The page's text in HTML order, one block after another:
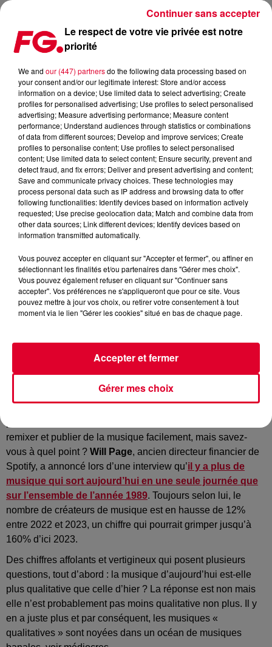
LA CROISSANCE INFINIE DE LA PRODUCTION MUSICALE
Publié : 20 novembre 2024 à 16h01 par Jean-Baptiste
BLANDIN
Musique
La croissance infinie de la production musicale.
remixer et publier de la musique facilement, mais savez-
vous à quel point ? Will Page, ancien directeur financier de
Spotify, a annoncé lors d’une interview qu’il y a plus de
musique qui sort aujourd’hui en une seule journée que
sur l’ensemble de l’année 1989. Toujours selon lui, le
nombre de créateurs de musique est en hausse de 12%
entre 2022 et 2023, un chiffre qui pourrait grimper jusqu’à
160% d’ici 2023.
Des chiffres affolants et vertigineux qui posent plusieurs
questions, tout d’abord : la musique d’aujourd’hui est-elle
plus qualitative que celle d’hier ? La réponse est non mais
elle n’est probablement pas moins qualitative non plus. Il y
en a juste plus et par conséquent, les musiques «
qualitatives » sont noyées dans un océan de musiques
Le respect de votre vie privée est notre
priorité
We and our (447) partnersdo the following data processing based on
your consent and/or our legitimate interest: Store and/or access
information on a device; Use limited data to select advertising; Create
profiles for personalised advertising; Use profiles to select personalised
advertising; Measure advertising performance; Measure content
performance; Understand audiences through statistics or combinations
of data from different sources; Develop and improve services; Create
profiles to personalise content; Use profiles to select personalised
content; Use limited data to select content; Ensure security, prevent and
detect fraud, and fix errors; Deliver and present advertising and content;
Save and communicate privacy choices. These technologies may
process personal data such as IP address and browsing data to offer
following functionalities: Identify devices based on information actively
requested; Use precise geolocation data; Match and combine data from
other data sources; Link different devices; Identify devices based on
information transmitted automatically.
Vous pouvez accepter en cliquant sur "Accepter et fermer", ou affiner en
sélectionnant les finalités et/ou partenaires dans "Gérer mes choix".
Vous pouvez également refuser en cliquant sur "Continuer sans
accepter". Vos préférences ne s'appliqueront que pour ce site. Vous
pouvez mettre à jour vos choix, ou retirer votre consentement à tout
moment via le lien "Gérer les cookies" situé en bas de chaque page.
Gérer mes choix
Accepter et fermer
Continuer sans accepter